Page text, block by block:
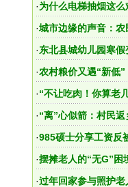
·为什么电梯抽烟这么
·城市边缘的声音：
·东北县城幼儿园寒
·农村粮价又遇“新低
·“不让吃肉！你算老
·“离”心似箭：村民
·985硕士分享工资反
·摆摊老人的“无G”困
·过年回家参与照护